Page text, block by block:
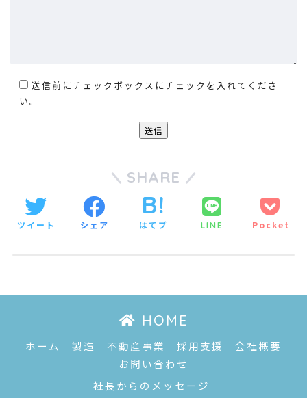
送信前にチェックボックスにチェックを入れてくださ
い。
SHARE
ツイート シェア はてブ LINE Pocket
HOME
ホーム 製造 不動産事業 採用支援
会社概要
お問い合わせ
社長からのメッセージ